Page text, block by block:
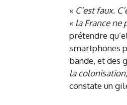
« C’est faux.
« la France ne
prétendre
smartphones
bande, et des
la
constate un